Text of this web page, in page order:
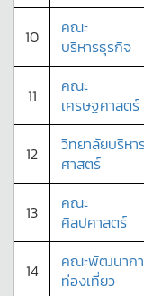
10
คณะ
บริหารธุรกิจ
11
คณะ
เศรษฐศาสตร์
12
วิทยาลัยบริหา
ศาสตร์
13
คณะ
ศิลปศาสตร์
14
คณะพัฒนาก
ท่องเที่ยว